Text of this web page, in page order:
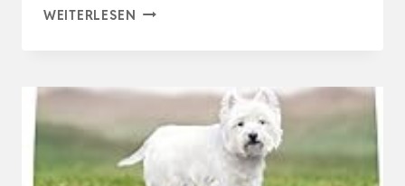
WEITERLESEN PREMIUM
BULLDOGGEN
100%
GETREIDEFREI
|